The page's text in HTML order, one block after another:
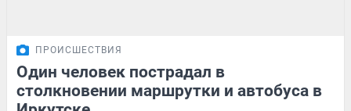
ПРОИСШЕСТВИЯ
Один человек пострадал в
столкновении маршрутки и автобуса в